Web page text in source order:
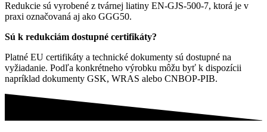
Redukcie sú vyrobené z tvárnej liatiny EN-GJS-500-7, ktorá je v
praxi označovaná aj ako GGG50.
Sú k redukciám dostupné certifikáty?
Platné EU certifikáty a technické dokumenty sú dostupné na
vyžiadanie. Podľa konkrétneho výrobku môžu byť k dispozícii
napríklad dokumenty GSK, WRAS alebo CNBOP-PIB.